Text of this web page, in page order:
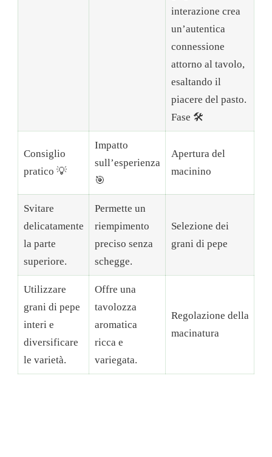
interazione crea
un’autentica
connessione
attorno al tavolo,
esaltando il
piacere del pasto.
Fase 🛠️
Consiglio
pratico 💡
Impatto
sull’esperienza
🎯
Apertura del
macinino
Svitare
delicatamente
la parte
superiore.
Permette un
riempimento
preciso senza
schegge.
Selezione dei
grani di pepe
Utilizzare
grani di pepe
interi e
diversificare
le varietà.
Offre una
tavolozza
aromatica
ricca e
variegata.
Regolazione della
macinatura